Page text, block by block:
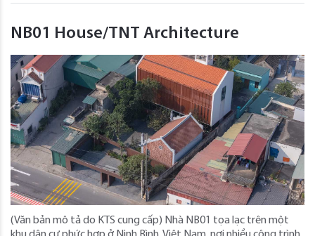
NB01 House/TNT Architecture
(Văn bản mô tả do KTS cung cấp) Nhà NB01 tọa lạc trên một